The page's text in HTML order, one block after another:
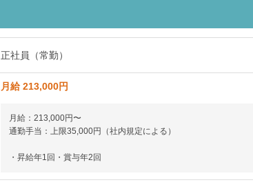
正社員（常勤）
月給 213,000円
月給：213,000円〜
通勤手当：上限35,000円（社内規定による）
・昇給年1回・賞与年2回